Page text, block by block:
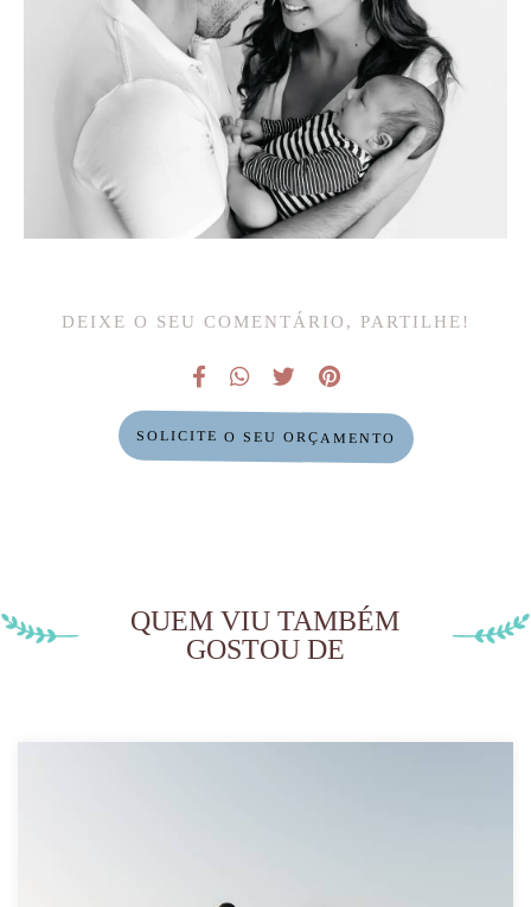
DEIXE O SEU COMENTÁRIO, PARTILHE!
SOLICITE O SEU ORÇAMENTO
QUEM VIU TAMBÉM
GOSTOU DE